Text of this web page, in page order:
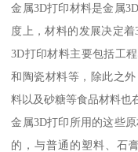
金属3D打印材料是金属
度上，材料的发展决定
3D打印材料主要包括工
和陶瓷材料等，除此之
料以及砂糖等食品材料也
金属3D打印所用的这些
的，与普通的塑料、石